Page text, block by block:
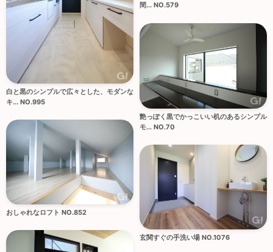
間... NO.579
白と黒のシンプルで広々とした、モダンな
キ... NO.995
艶っぽく黒でかっこいい机のあるシンプル
モ... NO.70
おしゃれなロフト NO.852
玄関すぐの手洗い場 NO.1076